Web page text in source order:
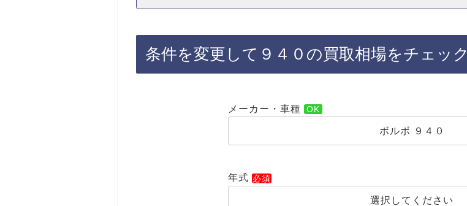
条件を変更して９４０の買取相場をチェック
メーカー・車種
ボルボ ９４０
年式
選択してください